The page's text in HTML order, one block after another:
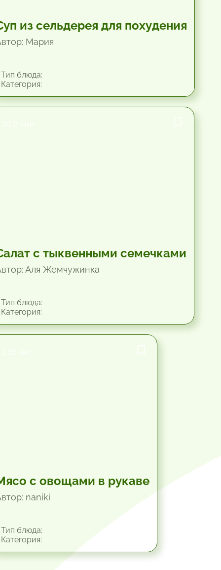
из сельдерея для похудения
Мария
блюда:
с тыквенными семечками
Аля Жемчужинка
блюда:
с овощами в рукаве
naniki
блюда: